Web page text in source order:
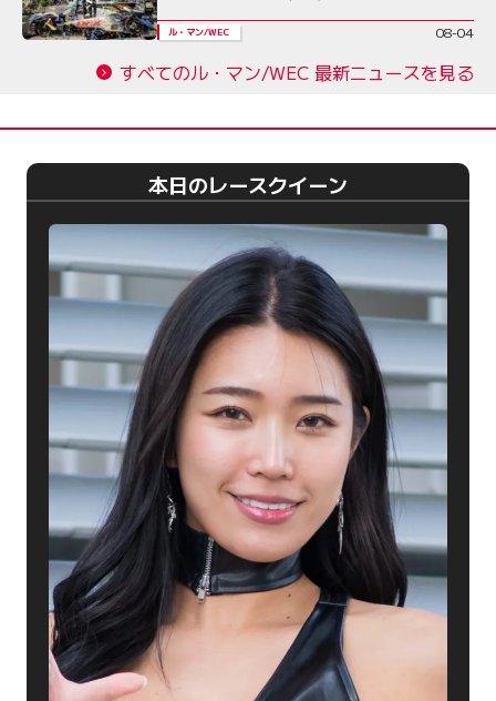
ル・マン/WEC 08-04
すべてのル・マン/WEC 最新ニュースを見る
本日のレースクイーン